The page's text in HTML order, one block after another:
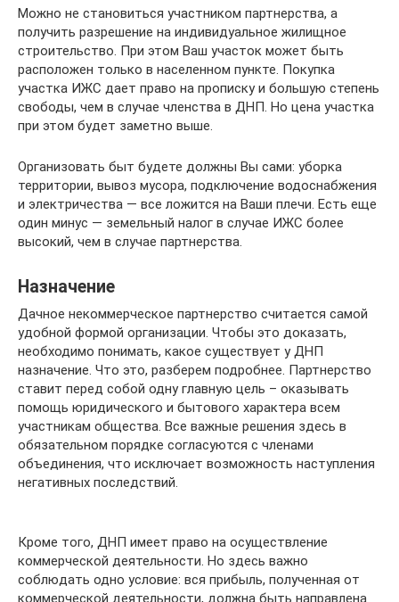
Можно не становиться участником партнерства, а
получить разрешение на индивидуальное жилищное
строительство. При этом Ваш участок может быть
расположен только в населенном пункте. Покупка
участка ИЖС дает право на прописку и большую степень
свободы, чем в случае членства в ДНП. Но цена участка
при этом будет заметно выше.
Организовать быт будете должны Вы сами: уборка
территории, вывоз мусора, подключение водоснабжения
и электричества — все ложится на Ваши плечи. Есть еще
один минус — земельный налог в случае ИЖС более
высокий, чем в случае партнерства.
Назначение
Дачное некоммерческое партнерство считается самой
удобной формой организации. Чтобы это доказать,
необходимо понимать, какое существует у ДНП
назначение. Что это, разберем подробнее. Партнерство
ставит перед собой одну главную цель – оказывать
помощь юридического и бытового характера всем
участникам общества. Все важные решения здесь в
обязательном порядке согласуются с членами
объединения, что исключает возможность наступления
негативных последствий.
Кроме того, ДНП имеет право на осуществление
коммерческой деятельности. Но здесь важно
соблюдать одно условие: вся прибыль, полученная от
коммерческой деятельности, должна быть направлена